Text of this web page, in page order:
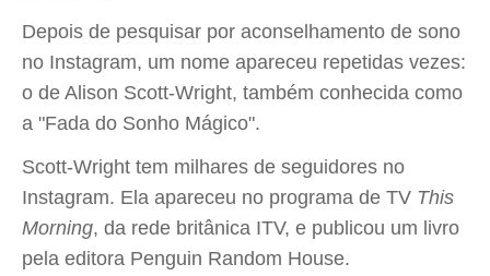
Depois de pesquisar por aconselhamento de sono
no Instagram, um nome apareceu repetidas vezes:
o de Alison Scott-Wright, também conhecida como
a "Fada do Sonho Mágico".
Scott-Wright tem milhares de seguidores no
Instagram. Ela apareceu no programa de TV This
Morning, da rede britânica ITV, e publicou um livro
pela editora Penguin Random House.